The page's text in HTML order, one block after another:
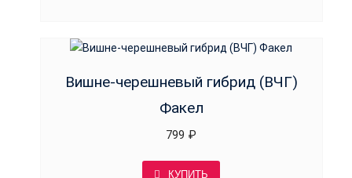
Вишне-черешневый гибрид (ВЧГ)
Факел
799 ₽
КУПИТЬ